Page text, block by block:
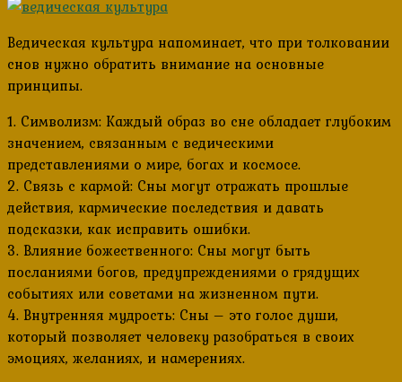
Ведическая культура напоминает, что при толковании
снов нужно обратить внимание на основные
принципы.
1. Символизм: Каждый образ во сне обладает глубоким
значением, связанным с ведическими
представлениями о мире, богах и космосе.
2. Связь с кармой: Сны могут отражать прошлые
действия, кармические последствия и давать
подсказки, как исправить ошибки.
3. Влияние божественного: Сны могут быть
посланиями богов, предупреждениями о грядущих
событиях или советами на жизненном пути.
4. Внутренняя мудрость: Сны – это голос души,
который позволяет человеку разобраться в своих
эмоциях, желаниях, и намерениях.